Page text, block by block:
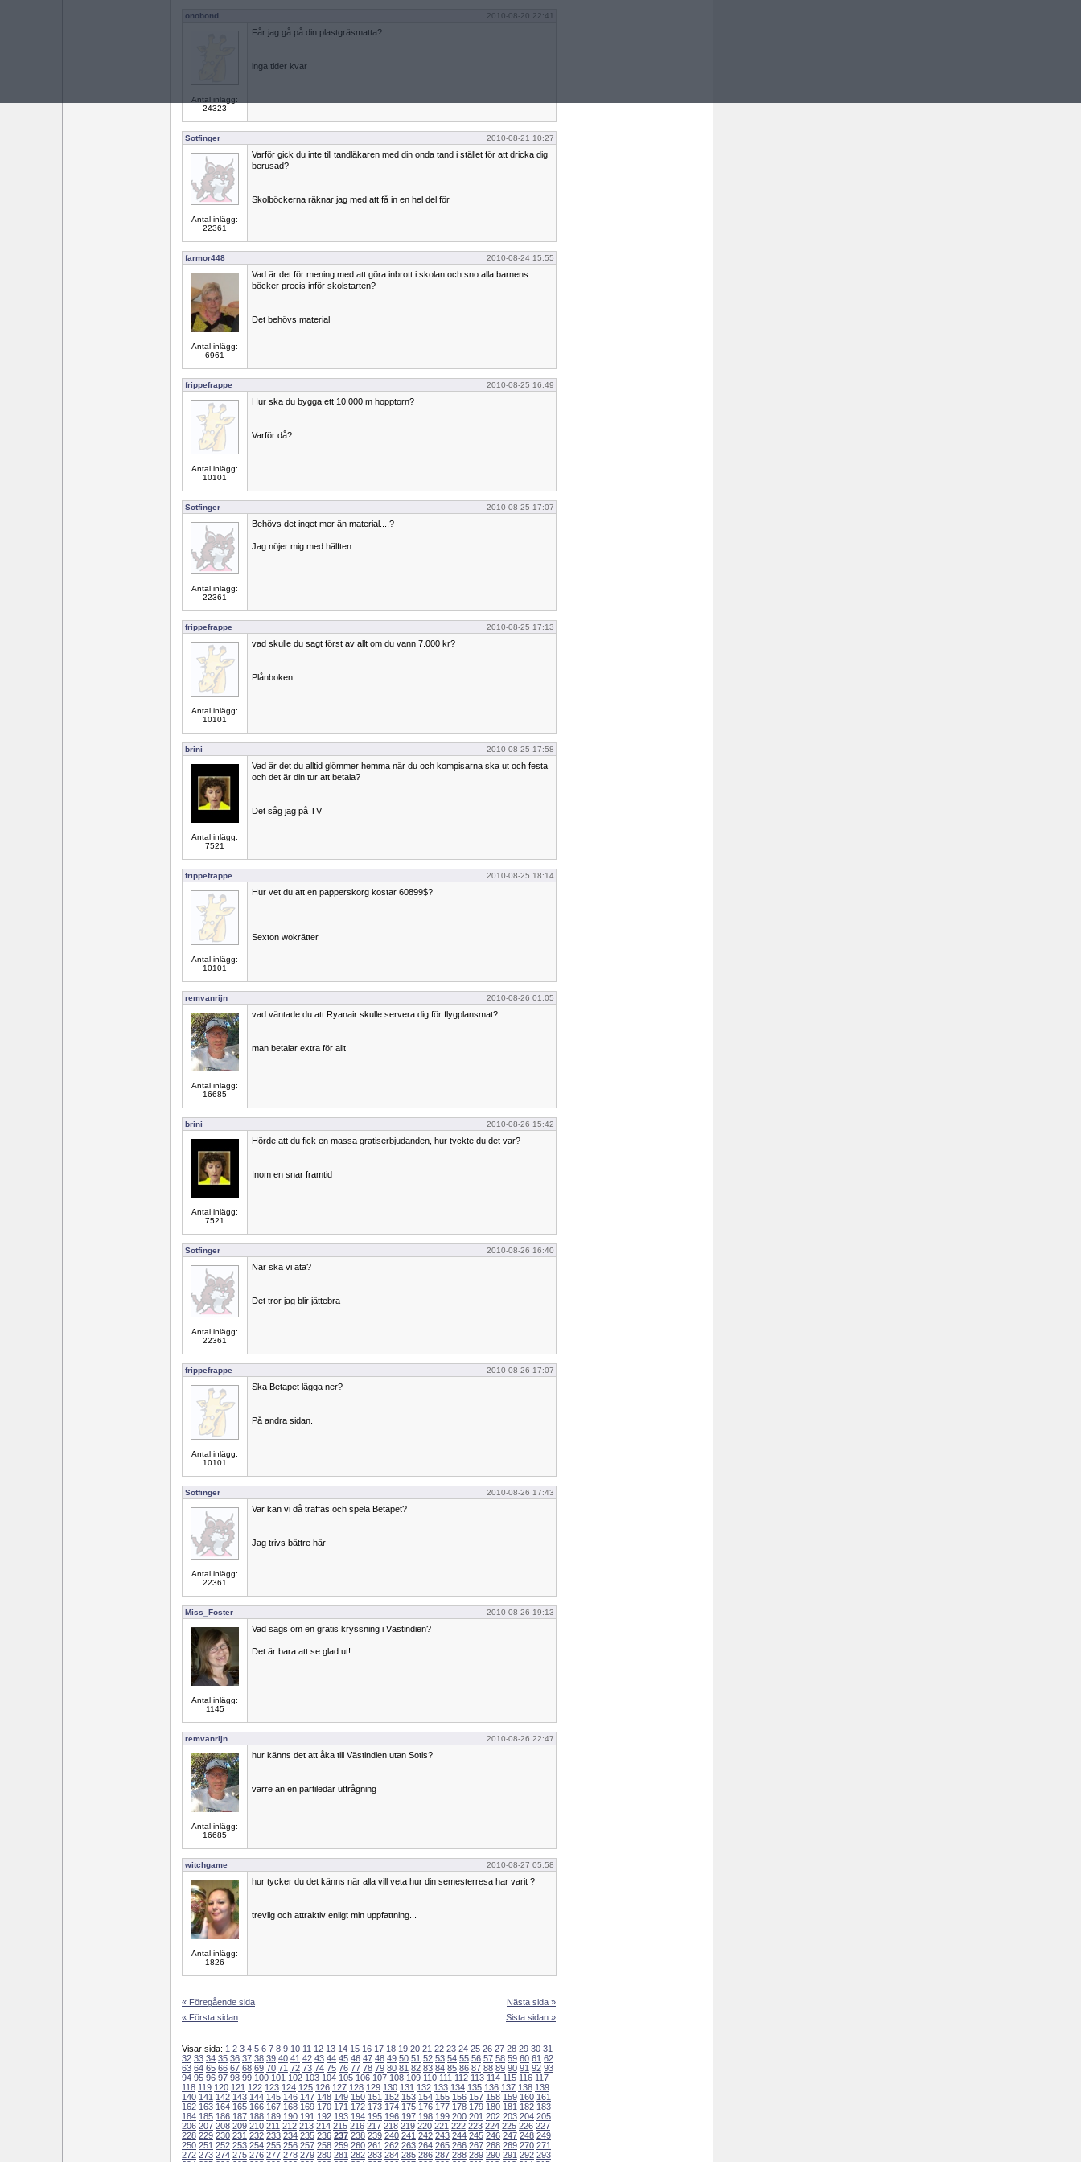
onobond 2010-08-20 22:41
Antal inlägg:
24323
Får jag gå på din plastgräsmatta?
inga tider kvar
Sotfinger 2010-08-21 10:27
Antal inlägg:
22361
Varför gick du inte till tandläkaren med din onda tand i stället för att dricka dig
berusad?
Skolböckerna räknar jag med att få in en hel del för
farmor448 2010-08-24 15:55
Antal inlägg:
6961
Vad är det för mening med att göra inbrott i skolan och sno alla barnens
böcker precis inför skolstarten?
Det behövs material
frippefrappe 2010-08-25 16:49
Antal inlägg:
10101
Hur ska du bygga ett 10.000 m hopptorn?
Varför då?
Sotfinger 2010-08-25 17:07
Antal inlägg:
22361
Behövs det inget mer än material....?
Jag nöjer mig med hälften
frippefrappe 2010-08-25 17:13
Antal inlägg:
10101
vad skulle du sagt först av allt om du vann 7.000 kr?
Plånboken
brini 2010-08-25 17:58
Antal inlägg:
7521
Vad är det du alltid glömmer hemma när du och kompisarna ska ut och festa
och det är din tur att betala?
Det såg jag på TV
frippefrappe 2010-08-25 18:14
Antal inlägg:
10101
Hur vet du att en papperskorg kostar 60899$?
Sexton wokrätter
remvanrijn 2010-08-26 01:05
Antal inlägg:
16685
vad väntade du att Ryanair skulle servera dig för flygplansmat?
man betalar extra för allt
brini 2010-08-26 15:42
Antal inlägg:
7521
Hörde att du fick en massa gratiserbjudanden, hur tyckte du det var?
Inom en snar framtid
Sotfinger 2010-08-26 16:40
Antal inlägg:
22361
När ska vi äta?
Det tror jag blir jättebra
frippefrappe 2010-08-26 17:07
Antal inlägg:
10101
Ska Betapet lägga ner?
På andra sidan.
Sotfinger 2010-08-26 17:43
Antal inlägg:
22361
Var kan vi då träffas och spela Betapet?
Jag trivs bättre här
Miss_Foster 2010-08-26 19:13
Antal inlägg:
1145
Vad sägs om en gratis kryssning i Västindien?
Det är bara att se glad ut!
remvanrijn 2010-08-26 22:47
Antal inlägg:
16685
hur känns det att åka till Västindien utan Sotis?
värre än en partiledar utfrågning
witchgame 2010-08-27 05:58
Antal inlägg:
1826
hur tycker du det känns när alla vill veta hur din semesterresa har varit ?
trevlig och attraktiv enligt min uppfattning...
« Föregående sida
« Första sidan
Nästa sida »
Sista sidan »
Visar sida: 1 2 3 4 5 6 7 8 9 10 11 12 13 14 15 16 17 18 19 20 21 22 23 24 25 26 27 28 29 30 31
32 33 34 35 36 37 38 39 40 41 42 43 44 45 46 47 48 49 50 51 52 53 54 55 56 57 58 59 60 61 62
63 64 65 66 67 68 69 70 71 72 73 74 75 76 77 78 79 80 81 82 83 84 85 86 87 88 89 90 91 92 93
94 95 96 97 98 99 100 101 102 103 104 105 106 107 108 109 110 111 112 113 114 115 116 117
118 119 120 121 122 123 124 125 126 127 128 129 130 131 132 133 134 135 136 137 138 139
140 141 142 143 144 145 146 147 148 149 150 151 152 153 154 155 156 157 158 159 160 161
162 163 164 165 166 167 168 169 170 171 172 173 174 175 176 177 178 179 180 181 182 183
184 185 186 187 188 189 190 191 192 193 194 195 196 197 198 199 200 201 202 203 204 205
206 207 208 209 210 211 212 213 214 215 216 217 218 219 220 221 222 223 224 225 226 227
228 229 230 231 232 233 234 235 236 237 238 239 240 241 242 243 244 245 246 247 248 249
250 251 252 253 254 255 256 257 258 259 260 261 262 263 264 265 266 267 268 269 270 271
272 273 274 275 276 277 278 279 280 281 282 283 284 285 286 287 288 289 290 291 292 293